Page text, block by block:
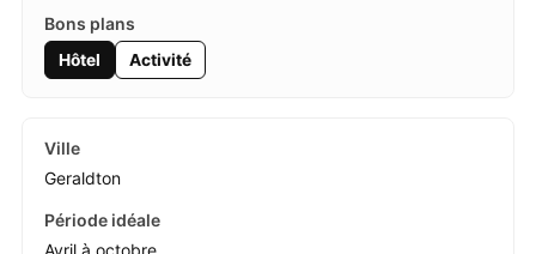
Hôtel Activité
Geraldton